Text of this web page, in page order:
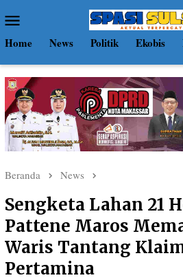
ke
kontenMobile
Home News Politik Ekobis
Beranda News
Sengketa Lahan 21
Pattene Maros
Waris Tantang
Pertamina